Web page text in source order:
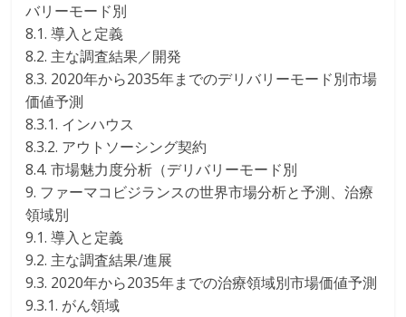
バリーモード別
8.1. 導入と定義
8.2. 主な調査結果／開発
8.3. 2020年から2035年までのデリバリーモード別市場
価値予測
8.3.1. インハウス
8.3.2. アウトソーシング契約
8.4. 市場魅力度分析（デリバリーモード別
9. ファーマコビジランスの世界市場分析と予測、治療
領域別
9.1. 導入と定義
9.2. 主な調査結果/進展
9.3. 2020年から2035年までの治療領域別市場価値予測
9.3.1. がん領域